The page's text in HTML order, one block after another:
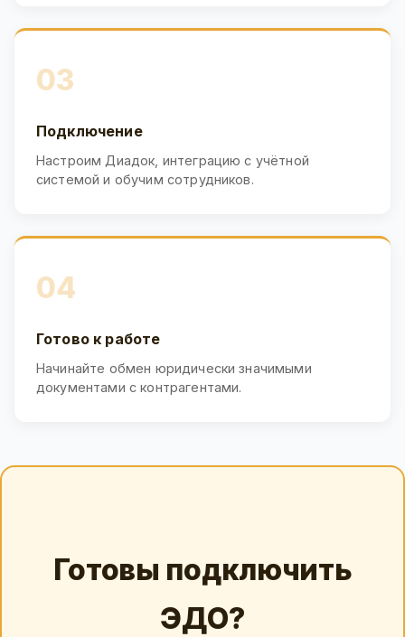
03
Подключение
Настроим Диадок, интеграцию с учётной
системой и обучим сотрудников.
04
Готово к работе
Начинайте обмен юридически значимыми
документами с контрагентами.
Готовы подключить
ЭДО?